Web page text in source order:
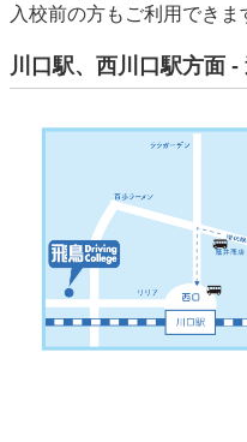
入校前の方もご利用できま
川口駅、西川口駅方面